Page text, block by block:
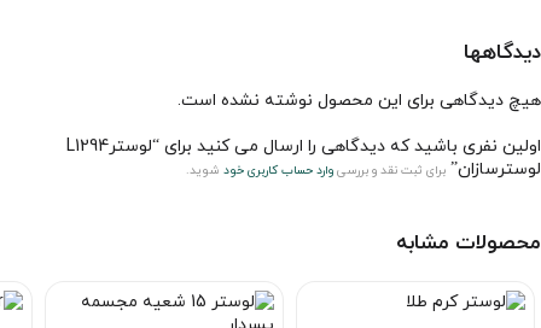
دیدگاهها
هیچ دیدگاهی برای این محصول نوشته نشده است.
اولین نفری باشید که دیدگاهی را ارسال می کنید برای “لوسترL1294
لوسترسازان” برای ثبت نقد و بررسی وارد حساب کاربری خود شوید.
محصولات مشابه